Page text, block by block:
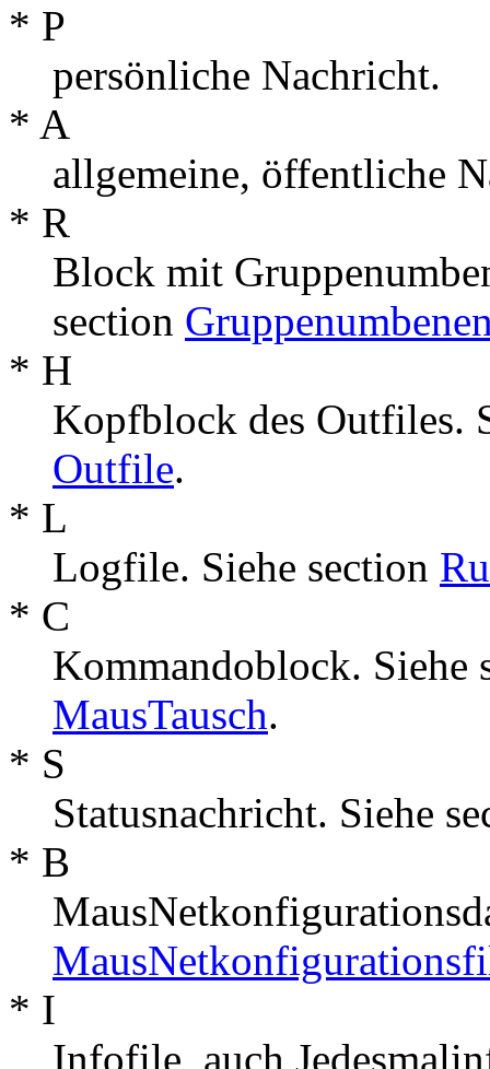
* P
persönliche Nachricht.
* A
allgemeine, öffentliche
* R
Block mit
section
* H
Kopfblock des Outfiles.
Outfile.
* L
Logfile. Siehe section
* C
Kommandoblock. Siehe
MausTausch.
* S
Statusnachricht. Siehe
* B
* I
Infofile, auch